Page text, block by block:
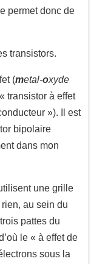
permet donc de
transistors.
(metal-oxyde
transistor à effet
»). Il est
bipolaire
dans mon
une grille
au sein du
pattes du
le « à effet de
sous la